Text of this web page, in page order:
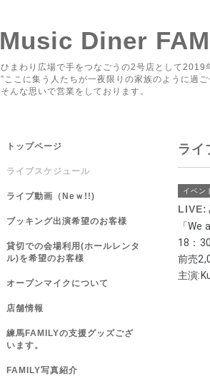
Music Diner
ひまわり広場で手をつなごうの2号店として2019
”ここに集う人たちが一夜限りの家族のように過ご
そんな思いで営業をしております。
ライ
イベン
LIVE:
「We
18：30
前売
主演
トップページ
ライブスケジュール
ライブ動画（Neｗ!!)
ブッキング出演希望のお客様
貸切での会場利用(ホールレンタ
ル)を希望のお客様
オープンマイクについて
店舗情報
練馬FAMILYの支援グッズござ
います。
FAMILY写真紹介